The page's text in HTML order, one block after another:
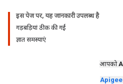
इस पेज पर, यह जानकारी उपलब्ध है
गड़बड़ियां ठीक की गईं
ज्ञात समस्याएं
आपको
Apigee